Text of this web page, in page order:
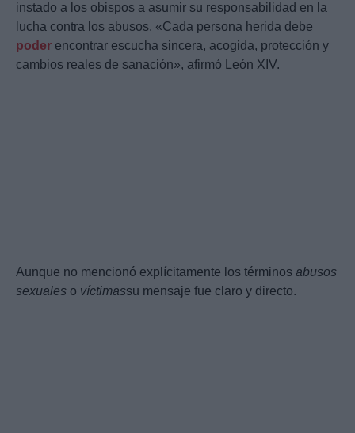
instado a los obispos a asumir su responsabilidad en la
lucha contra los abusos. «Cada persona herida debe
poder encontrar escucha sincera, acogida, protección y
cambios reales de sanación», afirmó León XIV.
Aunque no mencionó explícitamente los términos abusos
sexuales o víctimassu mensaje fue claro y directo.